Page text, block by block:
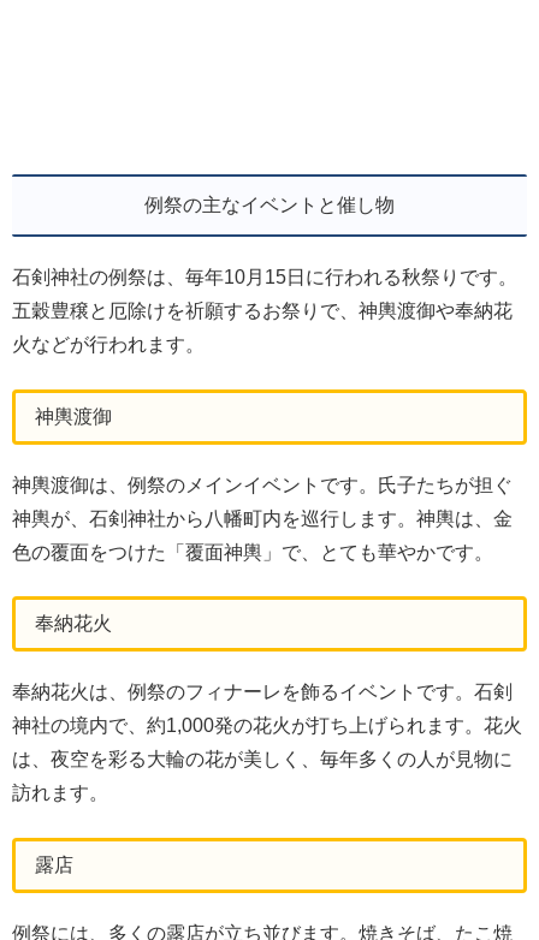
例祭の主なイベントと催し物
石剣神社の例祭は、毎年10月15日に行われる秋祭りです。
五穀豊穣と厄除けを祈願するお祭りで、神輿渡御や奉納花
火などが行われます。
神輿渡御
神輿渡御は、例祭のメインイベントです。氏子たちが担ぐ
神輿が、石剣神社から八幡町内を巡行します。神輿は、金
色の覆面をつけた「覆面神輿」で、とても華やかです。
奉納花火
奉納花火は、例祭のフィナーレを飾るイベントです。石剣
神社の境内で、約1,000発の花火が打ち上げられます。花火
は、夜空を彩る大輪の花が美しく、毎年多くの人が見物に
訪れます。
露店
例祭には、多くの露店が立ち並びます。焼きそば、たこ焼